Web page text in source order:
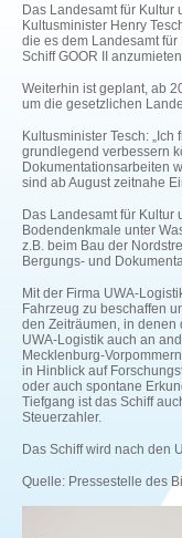
Das Landesamt für
Kultusminister Henry
die es dem Landesamt
Schiff GOOR II
Weiterhin ist geplant, ab
um die gesetzlichen
Kultusminister Tesch:
grundlegend verbessern
Dokumentationsarbeiten
sind ab August zeitnahe
Das Landesamt für
Bodendenkmale unter
z.B. beim Bau der
Bergungs- und
Mit der Firma UWA-
Fahrzeug zu beschaffen
den Zeiträumen, in denen
UWA-Logistik auch an
Mecklenburg-
in Hinblick auf
oder auch spontane
Tiefgang ist das Schiff
Steuerzahler.
Das Schiff wird nach den
Quelle: Pressestelle des